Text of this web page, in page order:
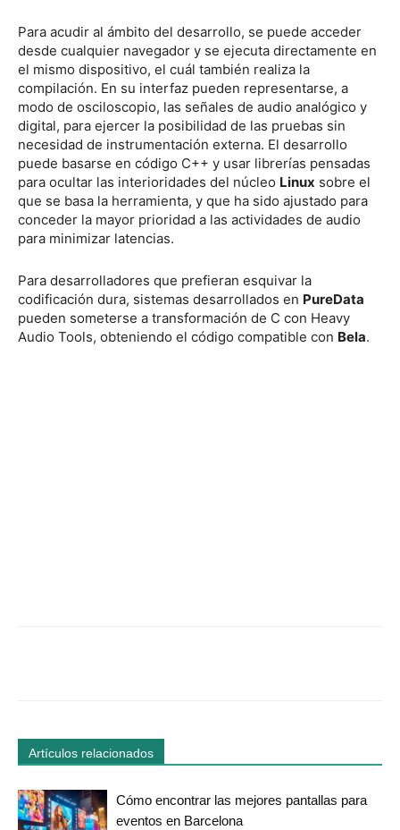
Para acudir al ámbito del desarrollo, se puede acceder
desde cualquier navegador y se ejecuta directamente en
el mismo dispositivo, el cuál también realiza la
compilación. En su interfaz pueden representarse, a
modo de osciloscopio, las señales de audio analógico y
digital, para ejercer la posibilidad de las pruebas sin
necesidad de instrumentación externa. El desarrollo
puede basarse en código C++ y usar librerías pensadas
para ocultar las interioridades del núcleo Linux sobre el
que se basa la herramienta, y que ha sido ajustado para
conceder la mayor prioridad a las actividades de audio
para minimizar latencias.
Para desarrolladores que prefieran esquivar la
codificación dura, sistemas desarrollados en PureData
pueden someterse a transformación de C con Heavy
Audio Tools, obteniendo el código compatible con Bela.
Artículos relacionados
Cómo encontrar las mejores pantallas para
eventos en Barcelona